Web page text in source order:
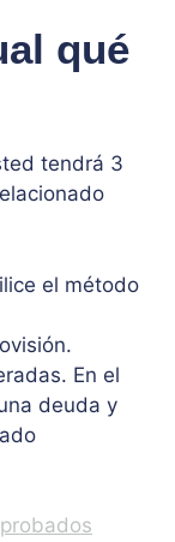
qué
tendrá 3
el método
En el
deuda y